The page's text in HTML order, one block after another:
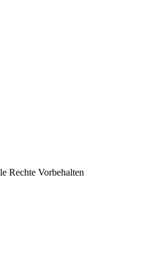
Rechte Vorbehalten